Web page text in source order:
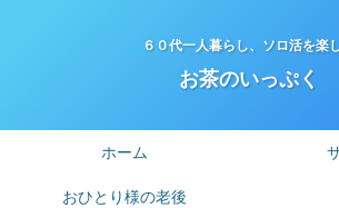
６０代一人暮らし、ソロ活を楽
お茶のいっぷく
ホーム
おひとり様の老後